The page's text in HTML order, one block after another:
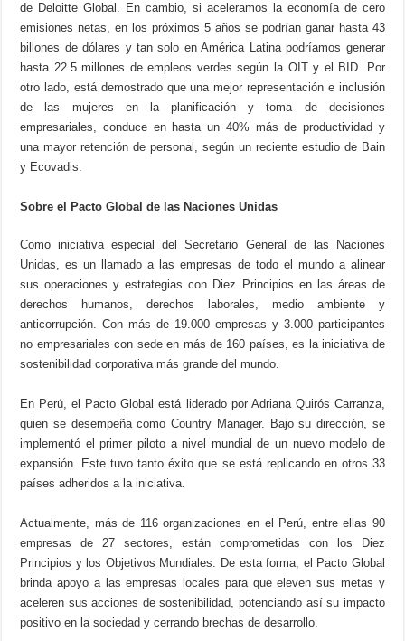
de Deloitte Global. En cambio, si aceleramos la economía de cero
emisiones netas, en los próximos 5 años se podrían ganar hasta 43
billones de dólares y tan solo en América Latina podríamos generar
hasta 22.5 millones de empleos verdes según la OIT y el BID. Por
otro lado, está demostrado que una mejor representación e inclusión
de las mujeres en la planificación y toma de decisiones
empresariales, conduce en hasta un 40% más de productividad y
una mayor retención de personal, según un reciente estudio de Bain
y Ecovadis.
Sobre el Pacto Global de las Naciones Unidas
Como iniciativa especial del Secretario General de las Naciones
Unidas, es un llamado a las empresas de todo el mundo a alinear
sus operaciones y estrategias con Diez Principios en las áreas de
derechos humanos, derechos laborales, medio ambiente y
anticorrupción. Con más de 19.000 empresas y 3.000 participantes
no empresariales con sede en más de 160 países, es la iniciativa de
sostenibilidad corporativa más grande del mundo.
En Perú, el Pacto Global está liderado por Adriana Quirós Carranza,
quien se desempeña como Country Manager. Bajo su dirección, se
implementó el primer piloto a nivel mundial de un nuevo modelo de
expansión. Este tuvo tanto éxito que se está replicando en otros 33
países adheridos a la iniciativa.
Actualmente, más de 116 organizaciones en el Perú, entre ellas 90
empresas de 27 sectores, están comprometidas con los Diez
Principios y los Objetivos Mundiales. De esta forma, el Pacto Global
brinda apoyo a las empresas locales para que eleven sus metas y
aceleren sus acciones de sostenibilidad, potenciando así su impacto
positivo en la sociedad y cerrando brechas de desarrollo.